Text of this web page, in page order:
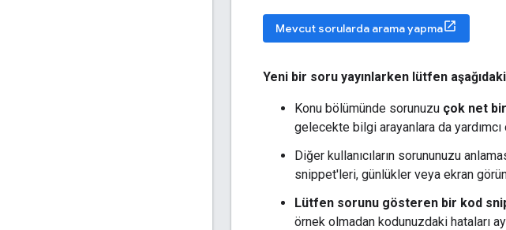
Mevcut sorularda arama yapma
Yeni bir soru yayınlarken lütfen
Konu bölümünde sorunuzu çok net
gelecekte bilgi arayanlara da yardımcı
Diğer kullanıcıların sorununuzu
snippet'leri, günlükler veya ekran
Lütfen sorunu gösteren bir kod
örnek olmadan kodunuzdaki hataları